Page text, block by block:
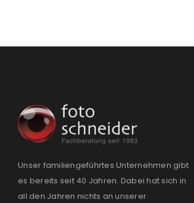
Unser familiengeführtes Unternehmen gibt
es bereits seit 40 Jahren. Dabei hat sich in
all den Jahren nichts an unserer